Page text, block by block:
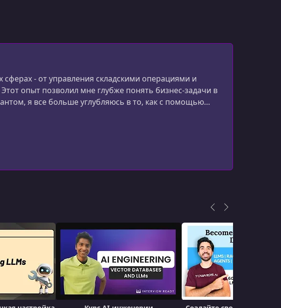
M02E04 Kb
УРОК 16. 00:11:39
M02E06 Search
00:13:36
M02E10 Agents
УРОК 21. 00:05:50
M02E11 Workflow
УРОК 22. 00:15:41
M02E12 Human In Loop
УРОК 23. 00:07:16
- от управления складскими операциями и
опыт позволил мне глубже понять бизнес-задачи в
я все больше углубляюсь в то, как с помощью
ключевые вызовы.